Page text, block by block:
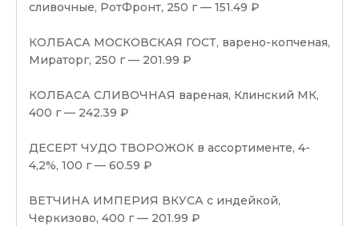
сливочные, РотФронт, 250 г — 151.49 ₽
КОЛБАСА МОСКОВСКАЯ ГОСТ, варено-копченая,
Мираторг, 250 г — 201.99 ₽
КОЛБАСА СЛИВОЧНАЯ вареная, Клинский МК,
400 г — 242.39 ₽
ДЕСЕРТ ЧУДО ТВОРОЖОК в ассортименте, 4-
4,2%, 100 г — 60.59 ₽
ВЕТЧИНА ИМПЕРИЯ ВКУСА с индейкой,
Черкизово, 400 г — 201.99 ₽